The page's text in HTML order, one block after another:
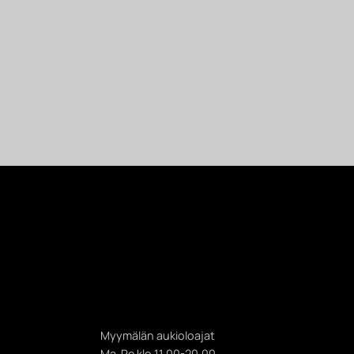
Myymälän aukioloajat